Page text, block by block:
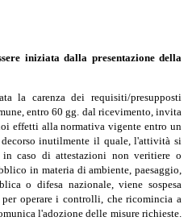
iniziata dalla presentazione della
la carenza dei requisiti/presupposti
entro 60 gg. dal ricevimento, invita
effetti alla normativa vigente entro un
inutilmente il quale, l'attività si
caso di attestazioni non veritiere o
in materia di ambiente, paesaggio,
o difesa nazionale, viene sospesa
operare i controlli, che ricomincia a
l'adozione delle misure richieste.